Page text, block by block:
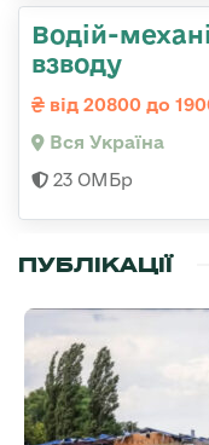
Водій-
взводу
від 20800 до
Вся Україна
23 ОМБр
ПУБЛІКАЦІЇ